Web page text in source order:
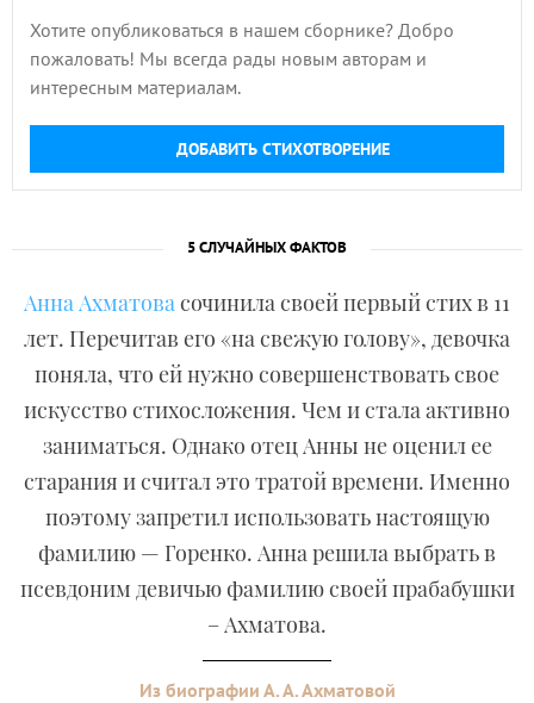
Хотите опубликоваться в нашем сборнике? Добро
пожаловать! Мы всегда рады новым авторам и
интересным материалам.
ДОБАВИТЬ СТИХОТВОРЕНИЕ
5 СЛУЧАЙНЫХ ФАКТОВ
Анна Ахматовасочинила своей первый стих в 11
лет. Перечитав его «на свежую голову», девочка
поняла, что ей нужно совершенствовать свое
искусство стихосложения. Чем и стала активно
заниматься. Однако отец Анны не оценил ее
старания и считал это тратой времени. Именно
поэтому запретил использовать настоящую
фамилию — Горенко. Анна решила выбрать в
псевдоним девичью фамилию своей прабабушки
– Ахматова.
Из биографии А. А. Ахматовой